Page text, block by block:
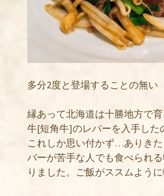
多分2度と登場することの無い
縁あって北海道は十勝地方で
牛[短角牛]のレバーを入手した
これしか思い付かず…ありき
バーが苦手な人でも食べられ
りました。ご飯がススムよう